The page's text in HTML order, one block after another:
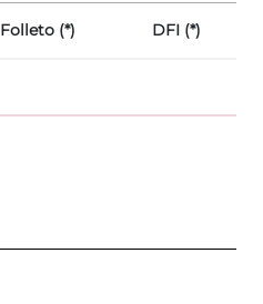
Folleto (*) DFI (*)